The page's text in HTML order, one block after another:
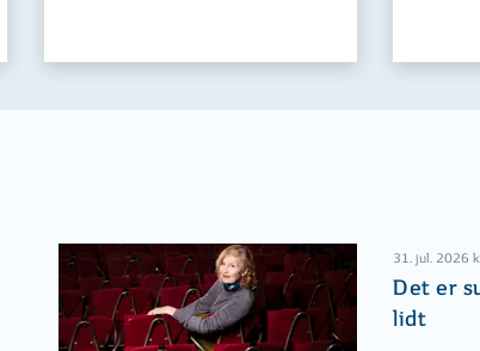
31. jul. 2026
Det er
lidt